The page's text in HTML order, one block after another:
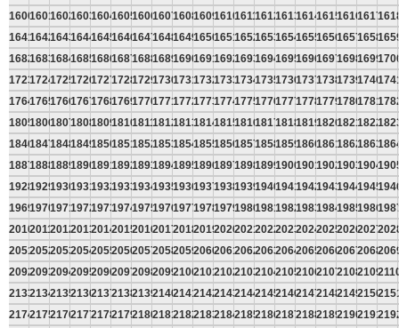
160016011602160316041605160616071608160916101611161216131614161516161617
164116421643164416451646164716481649165016511652165316541655165616571658
168216831684168516861687168816891690169116921693169416951696169716981699
172317241725172617271728172917301731173217331734173517361737173817391740
176417651766176717681769177017711772177317741775177617771778177917801781
180518061807180818091810181118121813181418151816181718181819182018211822
184618471848184918501851185218531854185518561857185818591860186118621863
188718881889189018911892189318941895189618971898189919001901190219031904
192819291930193119321933193419351936193719381939194019411942194319441945
196919701971197219731974197519761977197819791980198119821983198419851986
201020112012201320142015201620172018201920202021202220232024202520262027
205120522053205420552056205720582059206020612062206320642065206620672068
209220932094209520962097209820992100210121022103210421052106210721082109
213321342135213621372138213921402141214221432144214521462147214821492150
217421752176217721782179218021812182218321842185218621872188218921902191